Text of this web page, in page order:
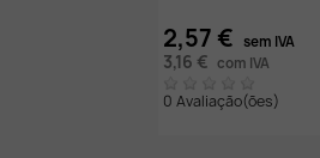
2,57 € sem IVA
3,16 € com IVA
0 Avaliação(ões)